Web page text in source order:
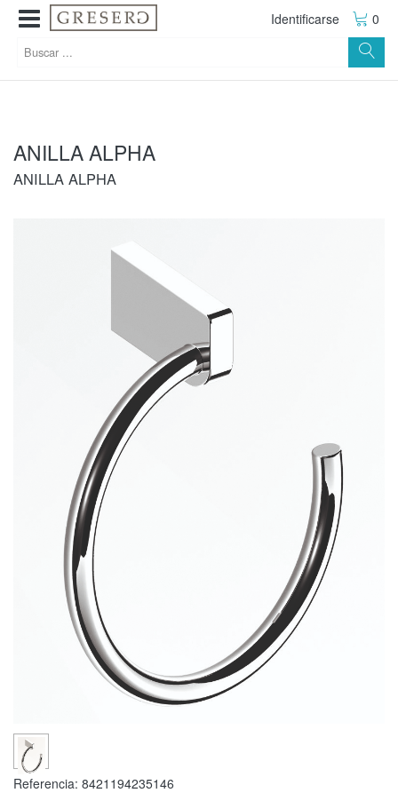
Identificarse 0
ANILLA ALPHA
ANILLA ALPHA
Referencia: 8421194235146